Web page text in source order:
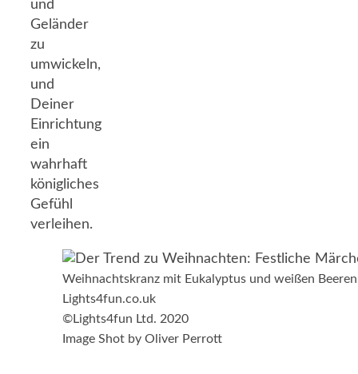
und
Geländer
zu
umwickeln,
und
Deiner
Einrichtung
ein
wahrhaft
königliches
Gefühl
verleihen.
Weihnachtskranz mit Eukalyptus und weißen Beeren
Lights4fun.co.uk
©Lights4fun Ltd. 2020
Image Shot by Oliver Perrott